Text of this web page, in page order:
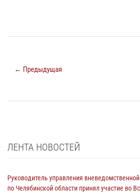
← Предыдущая
ЛЕНТА НОВОСТЕЙ
Руководитель управления
по Челябинской области принял участие во